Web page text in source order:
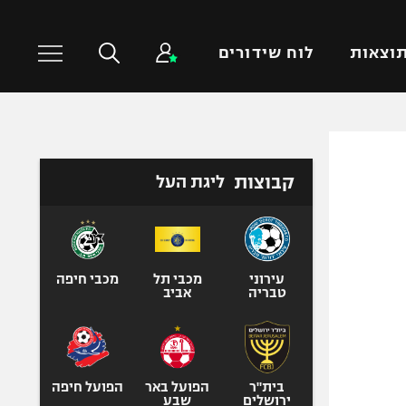
תוצאות לוח שידורים
טניס
כדורעף
ספורט אולימפי
קבוצות ליגת העל
עירוני
טבריה
מכבי תל
אביב
מכבי חיפה
בית"ר
ירושלים
הפועל באר
שבע
הפועל חיפה